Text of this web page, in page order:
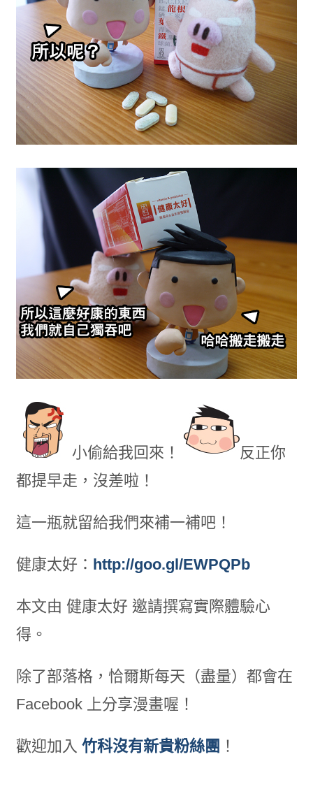
小偷給我回來！
反正你
都提早走，沒差啦！
這一瓶就留給我們來補一補吧！
健康太好： http://goo.gl/EWPQPb
本文由 健康太好 邀請撰寫實際體驗心
得。
除了部落格，恰爾斯每天（盡量）都會在
Facebook 上分享漫畫喔！
歡迎加入 竹科沒有新貴粉絲團 ！